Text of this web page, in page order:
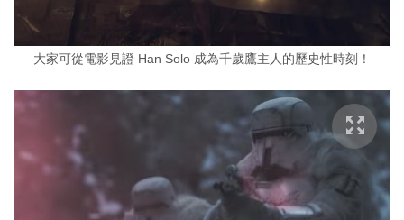
大家可從電影見證 Han Solo 成為千歲鷹主人的歷史性時刻！